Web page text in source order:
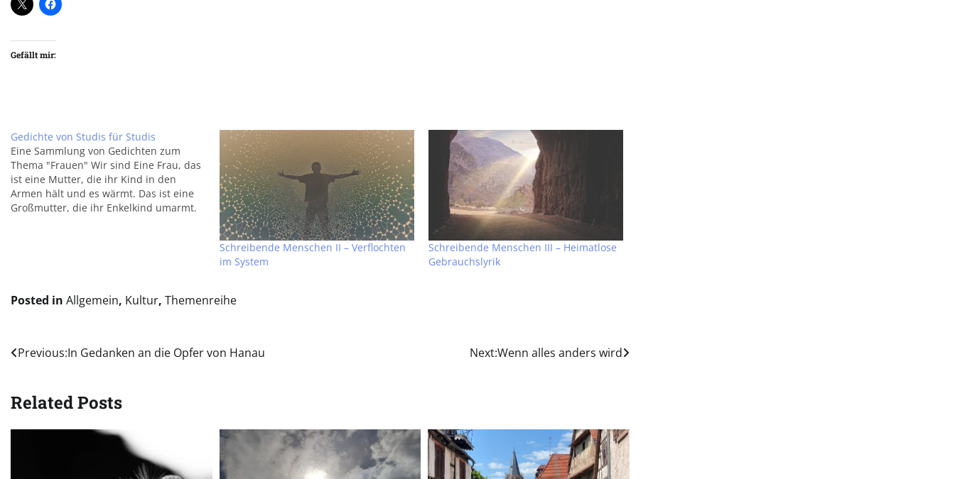
Gefällt mir:
Gedichte von Studis für Studis
Eine Sammlung von Gedichten zum
Thema "Frauen" Wir sind Eine Frau, das
ist eine Mutter, die ihr Kind in den
Armen hält und es wärmt. Das ist eine
Großmutter, die ihr Enkelkind umarmt.
Schreibende Menschen II – Verflochten
im System
Schreibende Menschen III – Heimatlose
Gebrauchslyrik
Posted in Allgemein, Kultur, Themenreihe
Beitragsnavigation
Previous:In Gedanken an die Opfer von Hanau Next:Wenn alles anders wird
Related Posts